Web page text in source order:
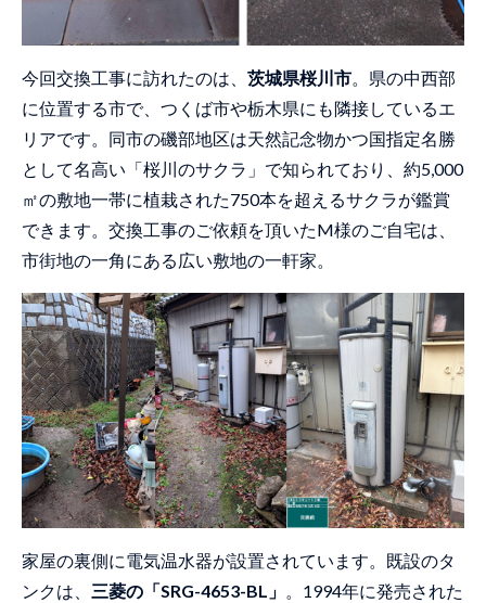
今回交換工事に訪れたのは、 茨城県桜川市。県の中西部
に位置する市で、つくば市や栃木県にも隣接しているエ
リアです。同市の磯部地区は天然記念物かつ国指定名勝
として名高い「桜川のサクラ」で知られており、約5,000
㎡の敷地一帯に植栽された750本を超えるサクラが鑑賞
できます。交換工事のご依頼を頂いたM様のご自宅は、
市街地の一角にある広い敷地の一軒家。
家屋の裏側に電気温水器が設置されています。既設のタ
ンクは、 三菱の「SRG-4653-BL」 。1994年に発売された